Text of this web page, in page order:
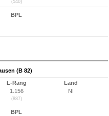
(540)
BPL
(B 82)
L-Rang
1.156
(887)
Land
NI
BPL